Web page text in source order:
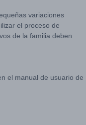
variaciones
el proceso de
de la familia deben
el manual de usuario de